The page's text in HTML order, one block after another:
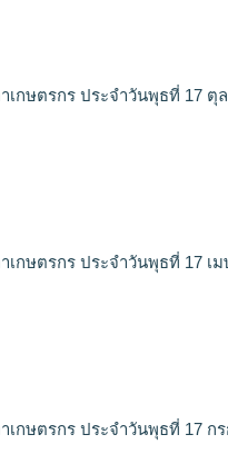
เกษตรกร ประจำวันพุธที่ 17 ตุ
เกษตรกร ประจำวันพุธที่ 17 เม
เกษตรกร ประจำวันพุธที่ 17 ก